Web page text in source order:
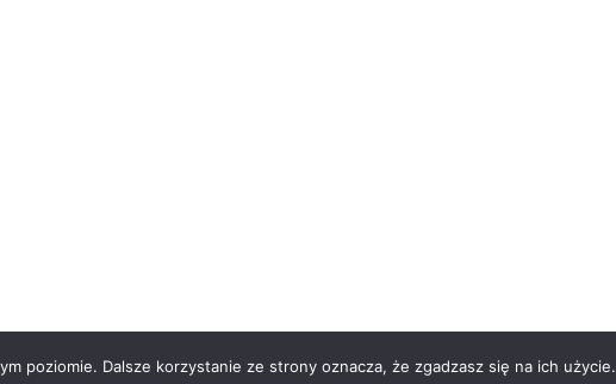
poziomie. Dalsze korzystanie ze strony oznacza, że zgadzasz się na ich użycie.